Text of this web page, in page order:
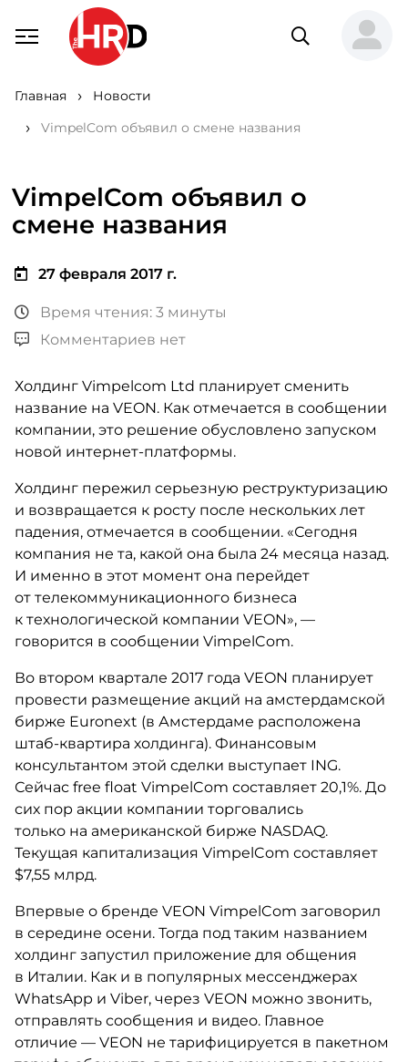
Главная
Новости
VimpelCom объявил о смене названия
VimpelCom объявил о
смене названия
27 февраля 2017 г.
Время чтения: 3 минуты
Комментариев нет
Холдинг Vimpelcom Ltd планирует сменить
название на VEON. Как отмечается в сообщении
компании, это решение обусловлено запуском
новой интернет-платформы.
Холдинг пережил серьезную реструктуризацию
и возвращается к росту после нескольких лет
падения, отмечается в сообщении. «Сегодня
компания не та, какой она была 24 месяца назад.
И именно в этот момент она перейдет
от телекоммуникационного бизнеса
к технологической компании VEON», —
говорится в сообщении VimpelCom.
Во втором квартале 2017 года VEON планирует
провести размещение акций на амстердамской
бирже Euronext (в Амстердаме расположена
штаб-квартира холдинга). Финансовым
консультантом этой сделки выступает ING.
Сейчас free float VimpelCom составляет 20,1%. До
сих пор акции компании торговались
только на американской бирже NASDAQ.
Текущая капитализация VimpelCom составляет
$7,55 млрд.
Впервые о бренде VEON VimpelCom заговорил
в середине осени. Тогда под таким названием
холдинг запустил приложение для общения
в Италии. Как и в популярных мессенджерах
WhatsApp и Viber, через VEON можно звонить,
отправлять сообщения и видео. Главное
отличие — VEON не тарифицируется в пакетном